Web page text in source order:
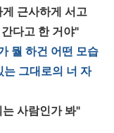
근사하게 서고
다고 한 거야"
뭘 하건 어떤 모습
는 그대로의 너 자
사람인가 봐"